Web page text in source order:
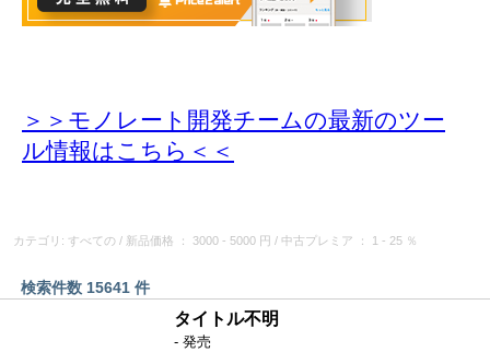
＞＞モノレート開発チームの最新のツー
ル情報はこちら＜＜
カテゴリ: すべての / 新品価格 ： 3000 - 5000 円 / 中古プレミア ： 1 - 25 ％
検索件数 15641 件
タイトル不明
- 発売